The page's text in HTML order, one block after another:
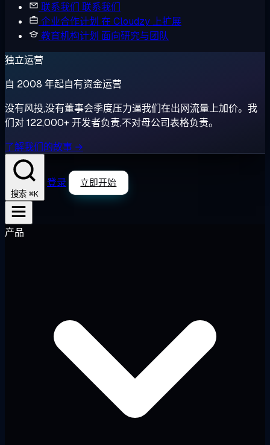
联系我们 联系我们
企业合作计划 在 Cloudzy 上扩展
教育机构计划 面向研究与团队
独立运营
自 2008 年起自有资金运营
没有风投,没有董事会季度压力逼我们在出网流量上加价。我
们对 122,000+ 开发者负责,不对母公司表格负责。
了解我们的故事 →
搜索 ⌘K
登录 立即开始
产品